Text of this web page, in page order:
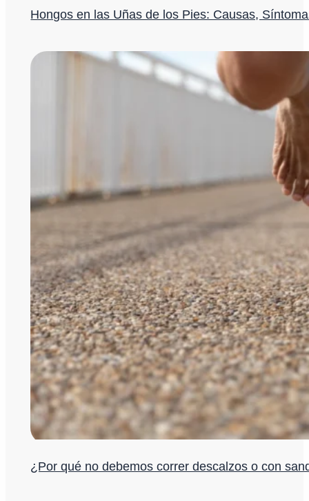
Hongos en las Uñas de los Pies: Causas,
¿Por qué no debemos correr descalzos o con